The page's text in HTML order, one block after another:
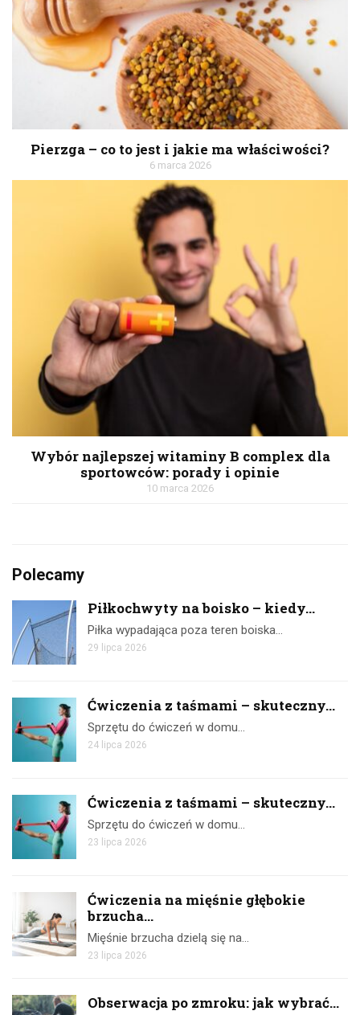
Pierzga – co to jest i jakie ma właściwości?
6 marca 2026
Wybór najlepszej witaminy B complex dla
sportowców: porady i opinie
10 marca 2026
Polecamy
Piłkochwyty na boisko – kiedy...
Piłka wypadająca poza teren boiska…
29 lipca 2026
Ćwiczenia z taśmami – skuteczny...
Sprzętu do ćwiczeń w domu…
24 lipca 2026
Ćwiczenia z taśmami – skuteczny...
Sprzętu do ćwiczeń w domu…
23 lipca 2026
Ćwiczenia na mięśnie głębokie
brzucha...
Mięśnie brzucha dzielą się na…
23 lipca 2026
Obserwacja po zmroku: jak wybrać...